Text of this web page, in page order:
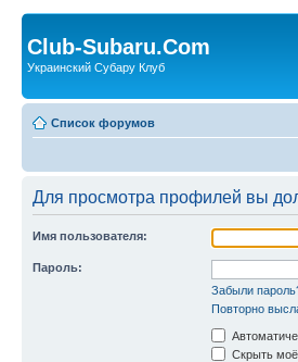
Club-Subaru.Com
Украинский Субару Клуб
Список форумов
Для просмотра профилей вы
Имя пользователя:
Пароль:
Забыли
Повторно
Скрыть моё